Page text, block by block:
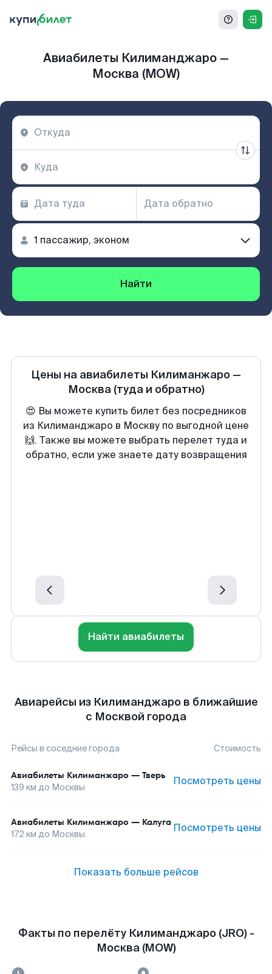
Авиабилеты Килиманджаро —
Москва (MOW)
Найти
Цены на авиабилеты Килиманжаро —
Москва (туда и обратно)
😍 Вы можете купить билет без посредников
из Килиманджаро в Москву по выгодной цене
🙌. Также вы можете выбрать перелет туда и
обратно, если уже знаете дату возвращения
Найти авиабилеты
Авиарейсы из Килиманджаро в ближайшие
с Москвой города
Рейсы в соседние города Стоимость
Авиабилеты Килиманжаро — Тверь
139 км до Москвы Посмотреть цены
Авиабилеты Килиманжаро — Калуга
172 км до Москвы Посмотреть цены
Показать больше рейсов
Факты по перелёту Килиманджаро (JRO) -
Москва (MOW)